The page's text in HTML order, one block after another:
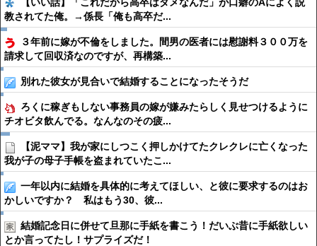
教されてた俺。→係長「俺も高卒だ...
３年前に嫁が不倫をしました。間男の医者には慰謝料３００万を
請求して回収済なのですが、再構築...
別れた彼女が見合いで結婚することになったそうだ
ろくに稼ぎもしない事務員の嫁が嫌みたらしく見せつけるように
チオビタ飲んでる。なんなのその疲...
【泥ママ】我が家にしつこく押しかけてたクレクレに亡くなった
我が子の母子手帳を盗まれていたこ...
一年以内に結婚を具体的に考えてほしい、と彼に要求するのはお
かしいですか？ 私はもう30、彼...
結婚記念日に併せて旦那に手紙を書こう！だいぶ昔に手紙欲しい
とか言ってたし！サプライズだ！